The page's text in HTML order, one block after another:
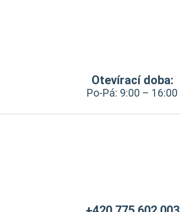
Otevírací doba:
Po-Pá: 9:00 – 16:00